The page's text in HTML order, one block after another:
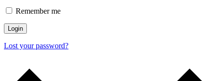
Remember me
Login
Lost your password?